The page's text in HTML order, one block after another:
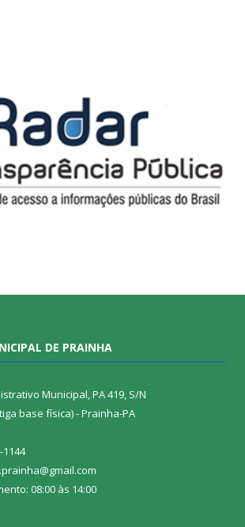
DE PRAINHA
Municipal, PA 419, S/N
base física) - Prainha-PA
1144
08:00 às 14:00